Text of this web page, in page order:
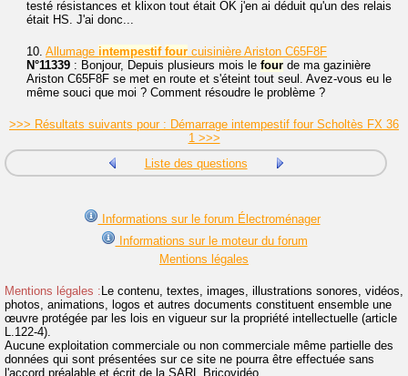
testé résistances et klixon tout était OK j'en ai déduit qu'un des relais
était HS. J'ai donc...
10. Allumage intempestif four cuisinière Ariston C65F8F
N°11339 : Bonjour, Depuis plusieurs mois le four de ma gazinière
Ariston C65F8F se met en route et s'éteint tout seul. Avez-vous eu le
même souci que moi ? Comment résoudre le problème ?
>>> Résultats suivants pour : Démarrage intempestif four Scholtès FX 36
1 >>>
Liste des questions
Informations sur le forum Électroménager
Informations sur le moteur du forum
Mentions légales
Mentions légales : Le contenu, textes, images, illustrations sonores, vidéos,
photos, animations, logos et autres documents constituent ensemble une
œuvre protégée par les lois en vigueur sur la propriété intellectuelle (article
L.122-4).
Aucune exploitation commerciale ou non commerciale même partielle des
données qui sont présentées sur ce site ne pourra être effectuée sans
l'accord préalable et écrit de la SARL Bricovidéo.